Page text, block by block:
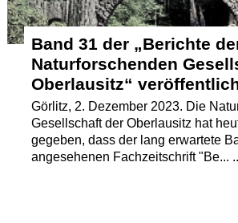
Band 31 der „Berichte
Naturforschenden
Oberlausitz“
Görlitz, 2. Dezember 2023. Die
Gesellschaft der Oberlausitz hat
gegeben, dass der lang erwartete
angesehenen Fachzeitschrift "Be...